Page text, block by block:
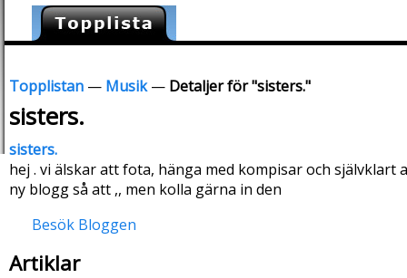
Topplistan — Musik— Detaljer för "sisters."
sisters.
sisters.
hej . vi älskar att fota, hänga med kompisar och självklart
ny blogg så att ,, men kolla gärna in den
Besök Bloggen
Artiklar